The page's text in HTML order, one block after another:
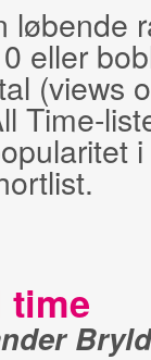
løbende
eller
(views
Time-
time